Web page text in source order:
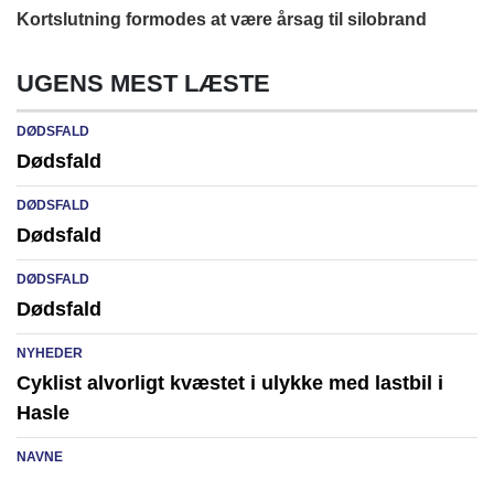
UGENS MEST LÆSTE
DØDSFALD
Dødsfald
DØDSFALD
Dødsfald
DØDSFALD
Dødsfald
NYHEDER
Cyklist alvorligt kvæstet i ulykke med lastbil i
Hasle
NAVNE